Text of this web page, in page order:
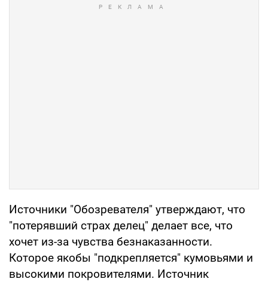
Источники "Обозревателя" утверждают, что
"потерявший страх делец" делает все, что
хочет из-за чувства безнаказанности.
Которое якобы "подкрепляется" кумовьями и
высокими покровителями. Источник